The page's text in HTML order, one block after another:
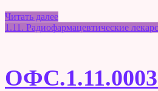
Читать далее
1.11. Радиофармацевтические